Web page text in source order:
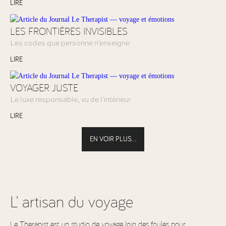
LIRE
LES FRONTIÈRES INVISIBLES
Les codes que personne n'enseigne
LIRE
VOYAGER JUSTE
Le luxe responsable, vu de l'intérieur
LIRE
EN VOIR PLUS...
L’ artisan du voyage
Le Therapist est un studio de voyage loin des foules pour